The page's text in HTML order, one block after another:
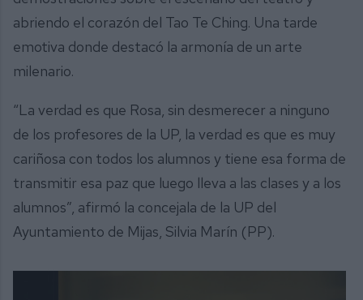
abriendo el corazón del Tao Te Ching. Una tarde
emotiva donde destacó la armonía de un arte
milenario.
“La verdad es que Rosa, sin desmerecer a ninguno
de los profesores de la UP, la verdad es que es muy
cariñosa con todos los alumnos y tiene esa forma de
transmitir esa paz que luego lleva a las clases y a los
alumnos”, afirmó la concejala de la UP del
Ayuntamiento de Mijas, Silvia Marín (PP).